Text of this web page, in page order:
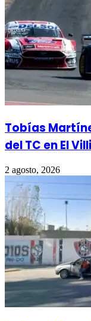
Tobías
del TC en El
2 agosto, 2026